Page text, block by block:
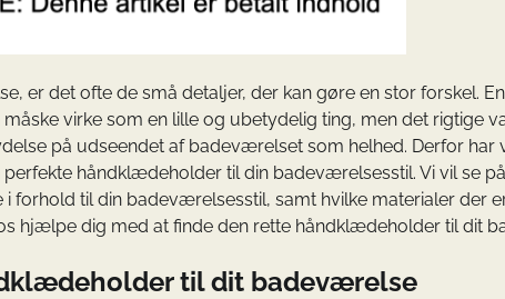
er det ofte de små detaljer, der kan gøre en stor forskel.
virke som en lille og ubetydelig ting, men det rigtige
på udseendet af badeværelset som helhed. Derfor har
håndklædeholder til din badeværelsesstil. Vi vil se
til din badeværelsesstil, samt hvilke materialer der
hjælpe dig med at finde den rette håndklædeholder til dit
til dit badeværelse